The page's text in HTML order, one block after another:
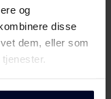
og
disse
dem, eller som
og